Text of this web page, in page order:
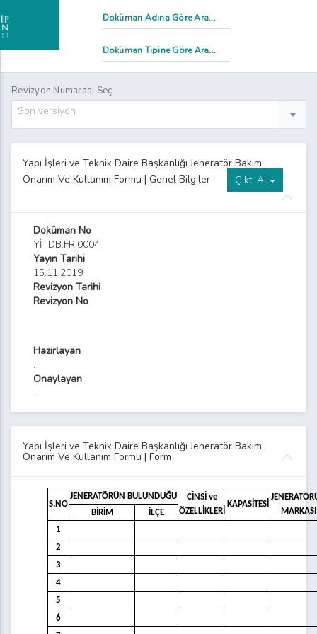
Revizyon Numarası Seç:
Son versiyon
Yapı İşleri ve Teknik Daire Başkanlığı Jeneratör Bakım
Onarım Ve Kullanım Formu | Genel Bilgiler
Çıktı Al
Doküman No
YİTDB.FR.0004
Yayın Tarihi
15.11.2019
Revizyon Tarihi
Revizyon No
Hazırlayan
.
Onaylayan
.
Yapı İşleri ve Teknik Daire Başkanlığı Jeneratör Bakım
Onarım Ve Kullanım Formu | Form
S.NO
JENERATÖRÜN BULUNDUĞU
CİNSİ ve
ÖZELLİKLERİ
KAPASİTESİ
MARKASI
BİRİM
İLÇE
1
2
3
4
5
6